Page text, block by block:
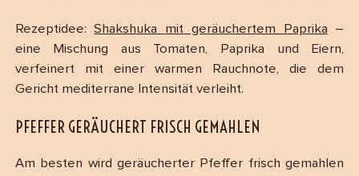
Rezeptidee:Shakshuka mit geräuchertem Paprika –
eine Mischung aus Tomaten, Paprika und Eiern,
verfeinert mit einer warmen Rauchnote, die dem
Gericht mediterrane Intensität verleiht.
PFEFFER GERÄUCHERT FRISCH GEMAHLEN
Am besten wird geräucherter Pfeffer frisch gemahlen